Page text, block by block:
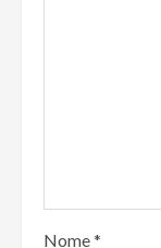
Nome*